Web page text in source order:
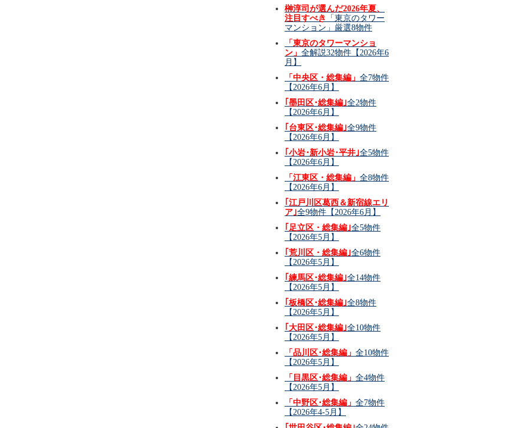
榊淳司が選んだ2026年夏、
注目すべき
「東京のタワー
マンション」厳選8物件
「東京のタワーマンショ
ン」 全解説32物件【2026年6
月】
「中央区・総集編」 全7物件
【2026年6月】
｢墨田区･総集編｣全2物件
【2026年6月】
｢台東区･総集編｣全9物件
【2026年6月】
｢小岩･新小岩･平井｣全5物件
【2026年6月】
「江東区・総集編」 全8物件
【2026年6月】
｢江戸川区葛西＆新宿線エリ
ア｣全9物件【2026年6月】
｢足立区・総集編｣全5物件
【2026年5月】
｢荒川区・総集編｣全6物件
【2026年5月】
｢練馬区･総集編｣全14物件
【2026年5月】
｢板橋区･総集編｣全8物件
【2026年5月】
｢大田区･総集編｣全10物件
【2026年5月】
「品川区･総集編」 全10物件
【2026年5月】
「目黒区･総集編」 全4物件
【2026年5月】
「中野区･総集編」 全7物件
【2026年4-5月】